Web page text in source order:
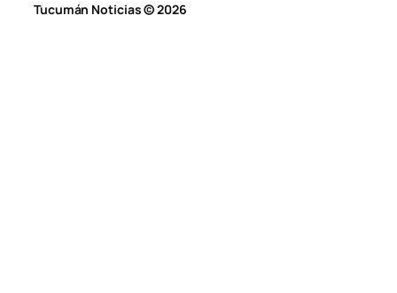
Tucumán Noticias © 2026